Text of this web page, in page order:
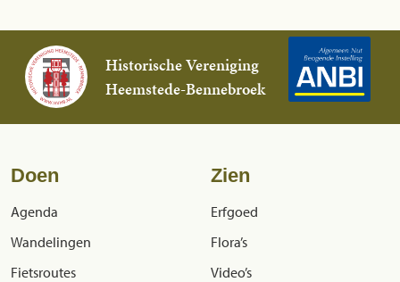
Historische Vereniging
Heemstede-Bennebroek
Doen
Agenda
Wandelingen
Fietsroutes
Zien
Erfgoed
Flora’s
Video’s